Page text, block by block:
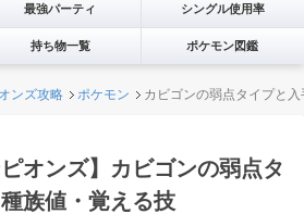
最強パーティ シングル使用率
持ち物一覧 ポケモン図鑑
ンズ攻略 ポケモン カビゴンの弱点タイプと
オンズ】カビゴンの弱点タ
族値・覚える技